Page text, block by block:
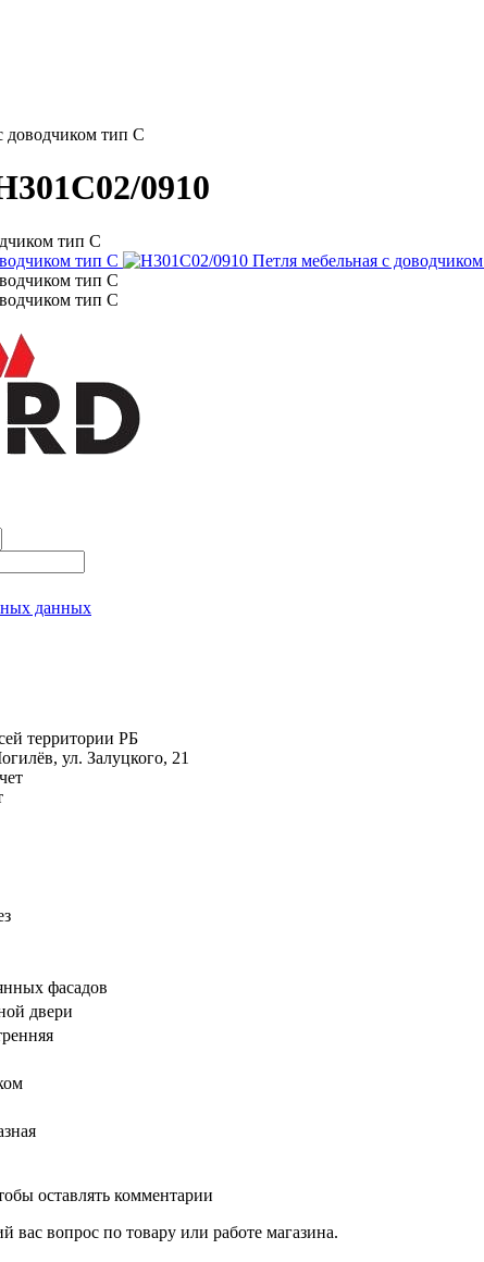
доводчиком тип С
0910
тип С
данных
территории РБ
ул. Залуцкого, 21
фасадов
двери
оставлять комментарии
вопрос по товару или работе магазина.